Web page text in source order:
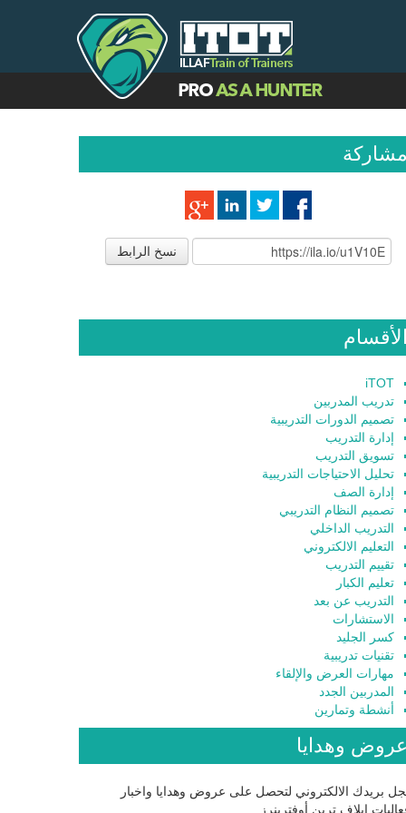
مشاركة
نسخ الرابط
الأقسام
iTOT
تدريب المدربين
تصميم الدورات التدريبية
إدارة التدريب
تسويق التدريب
تحليل الاحتياجات التدريبية
إدارة الصف
تصميم النظام التدريبي
التدريب الداخلي
التعليم الالكتروني
تقييم التدريب
تعليم الكبار
التدريب عن بعد
الاستشارات
كسر الجليد
تقنيات تدريبية
مهارات العرض والإلقاء
المدربين الجدد
أنشطة وتمارين
عروض وهدايا
بريدك الالكتروني لتحصل على عروض وهدايا واخبار
إيلاف ترين أوفترينرز